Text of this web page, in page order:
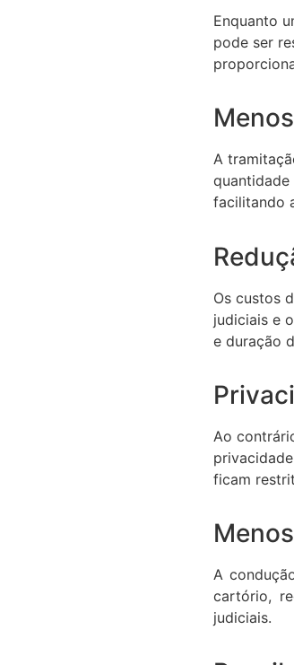
Enquanto
pode ser
A
facilitando
Os custos
judiciais e
e duração
Ao
ficam
A
cartório,
judiciais.